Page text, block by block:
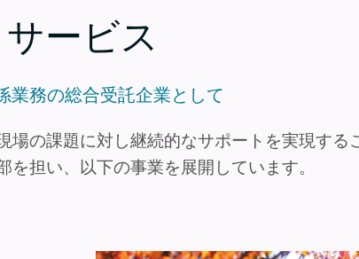
サービス
業務の総合受託企業として
の課題に対し継続的なサポートを実現する
担い、以下の事業を展開しています。